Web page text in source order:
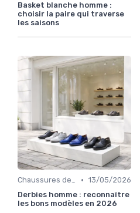
Basket blanche homme :
choisir la paire qui traverse
les saisons
Chaussures de Ville • 13/05/2026
Derbies homme : reconnaître
les bons modèles en 2026